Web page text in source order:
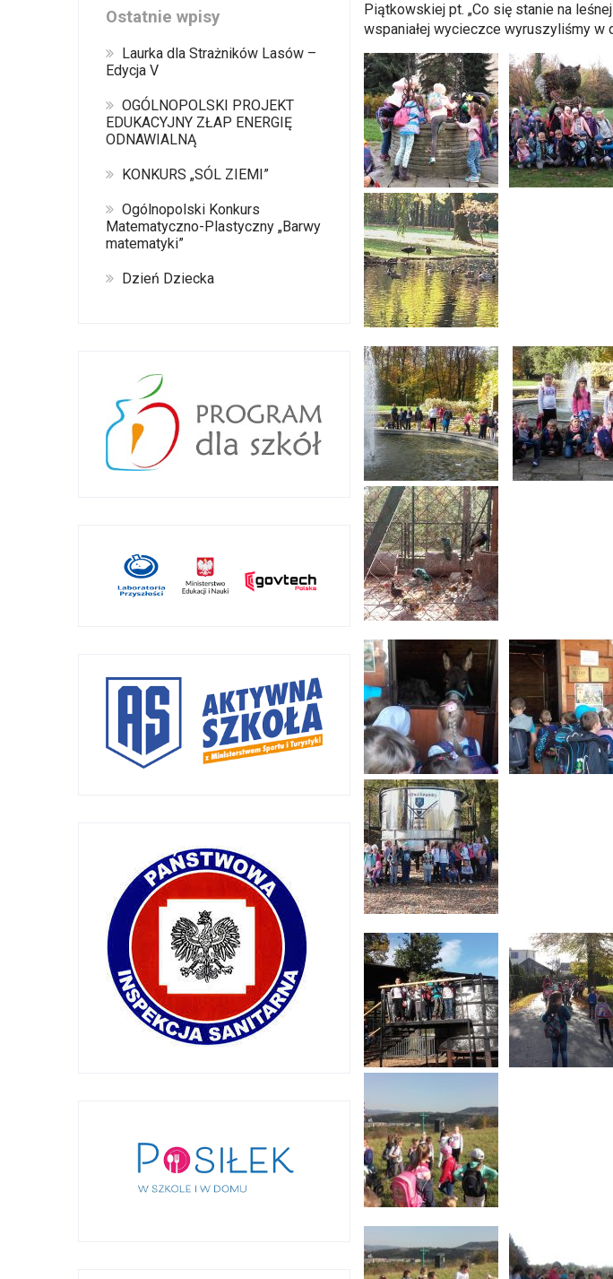
Ostatnie wpisy
Laurka dla Strażników Lasów –
Edycja V
OGÓLNOPOLSKI PROJEKT
EDUKACYJNY ZŁAP ENERGIĘ
ODNAWIALNĄ
KONKURS „SÓL ZIEMI”
Ogólnopolski Konkurs
Matematyczno-Plastyczny „Barwy
matematyki”
Dzień Dziecka
Piątkowskiej pt. „Co się stanie na
wspaniałej wycieczce wyruszyliśmy w